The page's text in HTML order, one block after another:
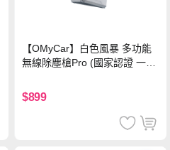
【OMyCar】白色風暴 多功能
無線除塵槍Pro (國家認證 一年
手持強力風槍 暴力吹風
$899